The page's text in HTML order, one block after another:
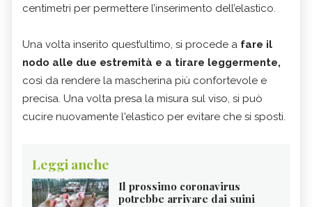
centimetri per permettere l’inserimento dell’elastico.
Una volta inserito quest’ultimo, si procede a fare il
nodo alle due estremità e a tirare leggermente,
così da rendere la mascherina più confortevole e
precisa. Una volta presa la misura sul viso, si può
cucire nuovamente l'elastico per evitare che si sposti.
Leggi anche
Il prossimo coronavirus
potrebbe arrivare dai suini